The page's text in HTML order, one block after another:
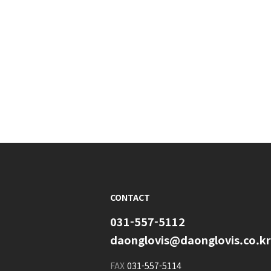
CONTACT
031-557-5112
daonglovis@daonglovis.co.kr
FAX 031-557-5114